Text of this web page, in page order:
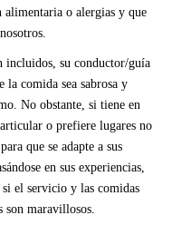
alimentaria o alergias y que
incluidos, su conductor/guía
la comida sea sabrosa y
No obstante, si tiene en
o prefiere lugares no
que se adapte a sus
en sus experiencias,
si el servicio y las comidas
son maravillosos.